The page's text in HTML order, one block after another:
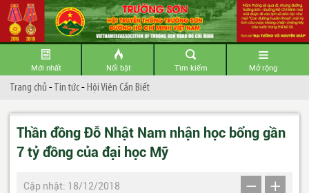
Mới nhất Nổi bật Tìm kiếm Mở rộng
Trang chủ -Tin tức- Hội Viên Cần Biết
Thần đồng Đỗ Nhật Nam nhận học bổng gần
7 tỷ đồng của đại học Mỹ
Cập nhật: 18/12/2018